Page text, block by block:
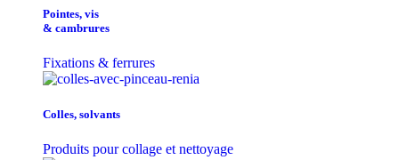
Pointes, vis
& cambrures
Fixations & ferrures
Colles, solvants
Produits pour collage et nettoyage